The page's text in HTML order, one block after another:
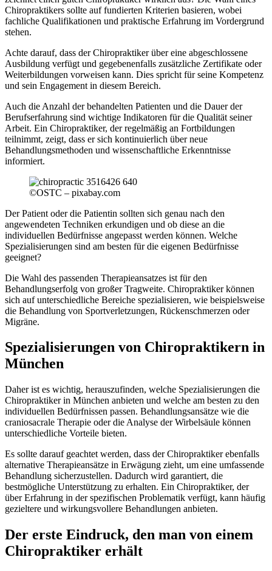
Chiropraktikers sollte auf fundierten Kriterien basieren, wobei
fachliche Qualifikationen und praktische Erfahrung im Vordergrund
stehen.
Achte darauf, dass der Chiropraktiker über eine abgeschlossene
Ausbildung verfügt und gegebenenfalls zusätzliche Zertifikate oder
Weiterbildungen vorweisen kann. Dies spricht für seine Kompetenz
und sein Engagement in diesem Bereich.
Auch die Anzahl der behandelten Patienten und die Dauer der
Berufserfahrung sind wichtige Indikatoren für die Qualität seiner
Arbeit. Ein Chiropraktiker, der regelmäßig an Fortbildungen
teilnimmt, zeigt, dass er sich kontinuierlich über neue
Behandlungsmethoden und wissenschaftliche Erkenntnisse
informiert.
©OSTC – pixabay.com
Der Patient oder die Patientin sollten sich genau nach den
angewendeten Techniken erkundigen und ob diese an die
individuellen Bedürfnisse angepasst werden können. Welche
Spezialisierungen sind am besten für die eigenen Bedürfnisse
geeignet?
Die Wahl des passenden Therapieansatzes ist für den
Behandlungserfolg von großer Tragweite. Chiropraktiker können
sich auf unterschiedliche Bereiche spezialisieren, wie beispielsweise
die Behandlung von Sportverletzungen, Rückenschmerzen oder
Migräne.
Spezialisierungen von Chiropraktikern in
München
Daher ist es wichtig, herauszufinden, welche Spezialisierungen die
Chiropraktiker in München anbieten und welche am besten zu den
individuellen Bedürfnissen passen. Behandlungsansätze wie die
craniosacrale Therapie oder die Analyse der Wirbelsäule können
unterschiedliche Vorteile bieten.
Es sollte darauf geachtet werden, dass der Chiropraktiker ebenfalls
alternative Therapieansätze in Erwägung zieht, um eine umfassende
Behandlung sicherzustellen. Dadurch wird garantiert, die
bestmögliche Unterstützung zu erhalten. Ein Chiropraktiker, der
über Erfahrung in der spezifischen Problematik verfügt, kann häufig
gezieltere und wirkungsvollere Behandlungen anbieten.
Der erste Eindruck, den man von einem
Chiropraktiker erhält